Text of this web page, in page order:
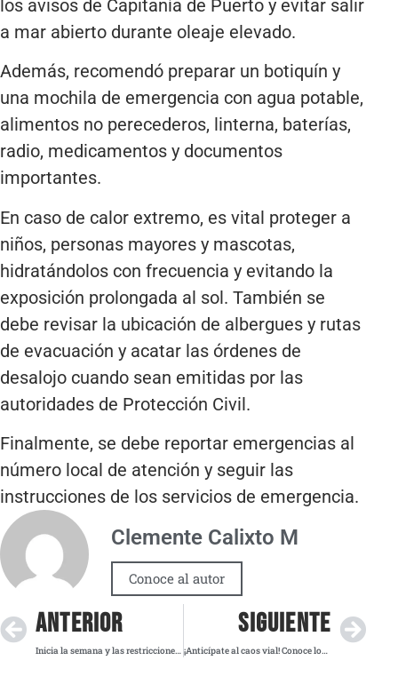
los avisos de Capitanía de Puerto y evitar salir
a mar abierto durante oleaje elevado.
Además, recomendó preparar un botiquín y
una mochila de emergencia con agua potable,
alimentos no perecederos, linterna, baterías,
radio, medicamentos y documentos
importantes.
En caso de calor extremo, es vital proteger a
niños, personas mayores y mascotas,
hidratándolos con frecuencia y evitando la
exposición prolongada al sol. También se
debe revisar la ubicación de albergues y rutas
de evacuación y acatar las órdenes de
desalojo cuando sean emitidas por las
autoridades de Protección Civil.
Finalmente, se debe reportar emergencias al
número local de atención y seguir las
instrucciones de los servicios de emergencia.
Clemente Calixto M
Conoce al autor
ANTERIOR
Inicia la semana y las restricciones del Hoy No Circula siguen vigentes ¿Tu auto está exento?
SIGUIENTE
¡Anticípate al caos vial! Conoce los lugares y horarios de las marchas para este lunes